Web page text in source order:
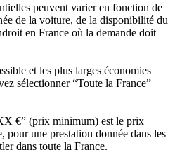
peuvent varier en fonction de
de la voiture, de la disponibilité du
en France où la demande doit
et les plus larges économies
sélectionner “Toute la France”
€” (prix minimum) est le prix
pour une prestation donnée dans les
dans toute la France.